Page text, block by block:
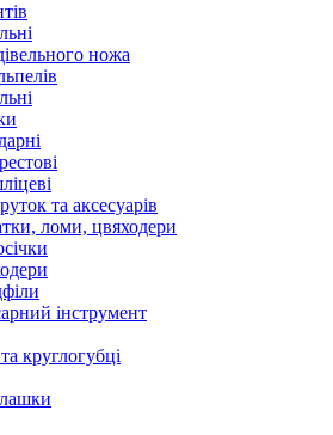
ножа
та аксесуарів
ломи, цвяходери
інструмент
круглогубці